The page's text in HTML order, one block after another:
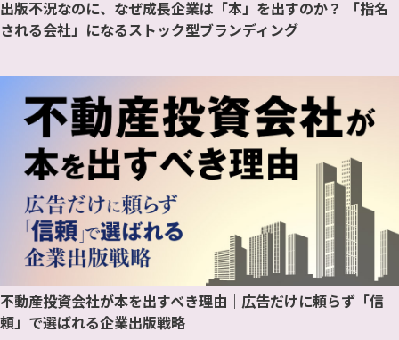
出版不況なのに、なぜ成長企業は「本」を出すのか？ 「指名
される会社」になるストック型ブランディング
不動産投資会社が本を出すべき理由｜広告だけに頼らず「信
頼」で選ばれる企業出版戦略